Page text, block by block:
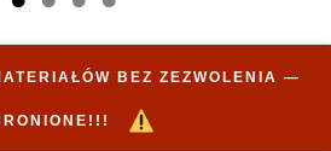
BEZ ZEZWOLENIA —